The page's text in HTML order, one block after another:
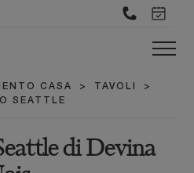
CASA > TAVOLI
>
SEATTLE
di Devina